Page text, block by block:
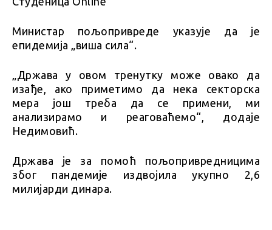
Министар пољопривреде указује да је
епидемија „виша сила“.
„Држава у овом тренутку може овако да
изађе, ако приметимо да нека секторска
мера још треба да се примени, ми
анализирамо и реаговаћемо“, додаје
Недимовић.
Држава је за помоћ пољопривредницима
због пандемије издвојила укупно 2,6
милијарди динара.